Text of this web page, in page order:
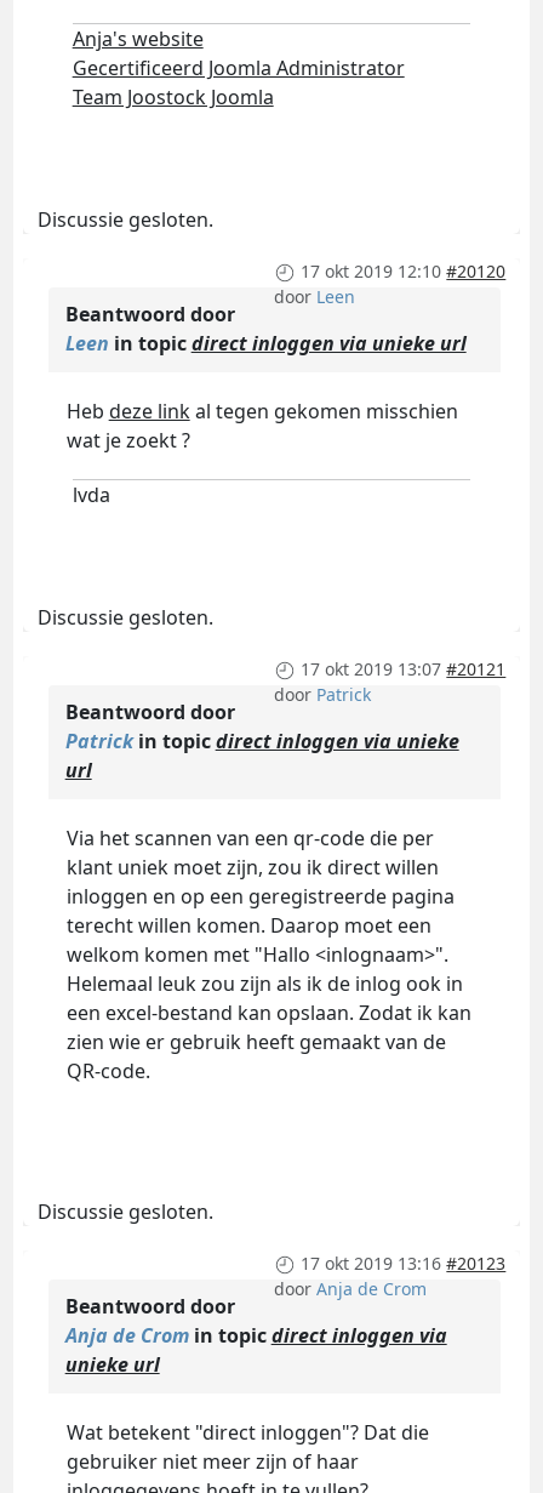
Anja's website
Gecertificeerd Joomla Administrator
Team Joostock Joomla
Discussie gesloten.
17 okt 2019 12:10 #20120
door Leen
Beantwoord door
Leen in topicdirect inloggen via unieke url
Heb deze linkal tegen gekomen misschien
wat je zoekt ?
lvda
Discussie gesloten.
17 okt 2019 13:07 #20121
door Patrick
Beantwoord door
Patrickin topicdirect inloggen via unieke
url
Via het scannen van een qr-code die per
klant uniek moet zijn, zou ik direct willen
inloggen en op een geregistreerde pagina
terecht willen komen. Daarop moet een
welkom komen met "Hallo <inlognaam>".
Helemaal leuk zou zijn als ik de inlog ook in
een excel-bestand kan opslaan. Zodat ik kan
zien wie er gebruik heeft gemaakt van de
QR-code.
Discussie gesloten.
17 okt 2019 13:16 #20123
doorAnja de Crom
Beantwoord door
Anja de Cromin topicdirect inloggen via
unieke url
Wat betekent "direct inloggen"? Dat die
gebruiker niet meer zijn of haar